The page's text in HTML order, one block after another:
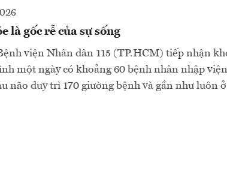
là gốc rễ của sự sống
viện Nhân dân 115 (TP.HCM) tiếp nhận
một ngày có khoảng 60 bệnh nhân nhập
não duy trì 170 giường bệnh và gần như luôn